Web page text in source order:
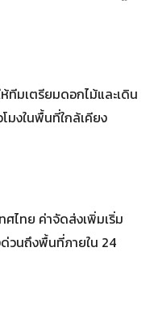
ทีมเตรียมดอกไม้และเดิน
มงในพื้นที่ใกล้เคียง
ไทย ค่าจัดส่งเพิ่มเริ่ม
วนถึงพื้นที่ภายใน 24